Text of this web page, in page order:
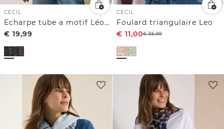
CECIL
Echarpe tube a motif Léopard
€ 19,99
CECIL
Foulard triangulaire Leo
€ 11,00€35,99